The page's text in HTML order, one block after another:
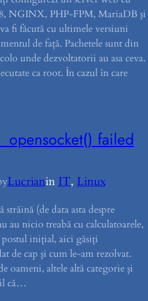
NGINX, PHP-FPM, MariaDB şi
fi făcută cu ultimele versiuni
de faţă. Pachetele sunt din
unde dezvoltatorii au asa ceva.
ca root. În cazul în care
failed
Lucrianin IT, Linux
(de data asta despre
au nicio treabă cu calculatoarele,
postul iniţial, aici găsiţi
de cap şi cum le-am rezolvat.
oameni, altele altă categorie şi
că…